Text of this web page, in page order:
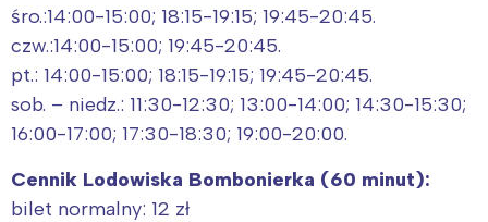
śro.:14:00-15:00; 18:15-19:15; 19:45-20:45.
czw.:14:00-15:00; 19:45-20:45.
pt.: 14:00-15:00; 18:15-19:15; 19:45-20:45.
sob. – niedz.: 11:30-12:30; 13:00-14:00; 14:30-15:30;
16:00-17:00; 17:30-18:30; 19:00-20:00.
Cennik Lodowiska Bombonierka (60 minut):
bilet normalny: 12 zł